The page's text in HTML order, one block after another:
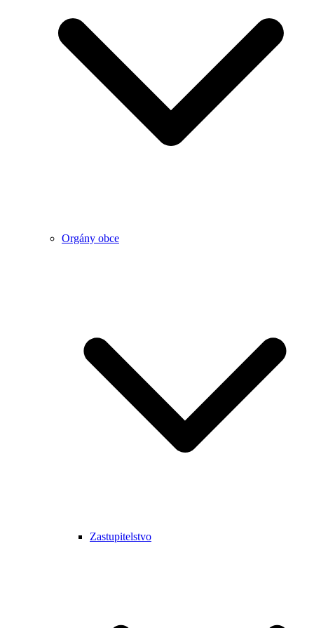
Orgány obce
Zastupitelstvo